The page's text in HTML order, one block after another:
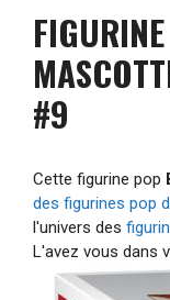
#9
Cette figurine pop
des figurines pop
l'univers des
L'avez vous dans